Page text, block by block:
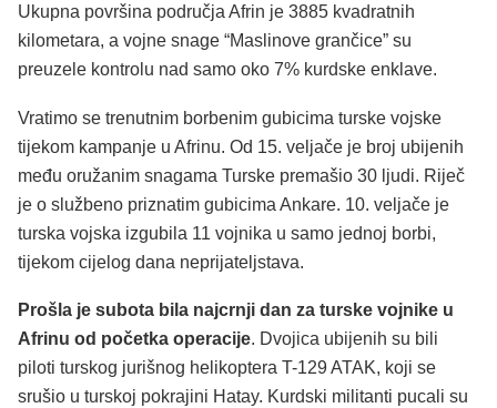
Ukupna površina područja Afrin je 3885 kvadratnih
kilometara, a vojne snage “Maslinove grančice” su
preuzele kontrolu nad samo oko 7% kurdske enklave.
Vratimo se trenutnim borbenim gubicima turske vojske
tijekom kampanje u Afrinu. Od 15. veljače je broj ubijenih
među oružanim snagama Turske premašio 30 ljudi. Riječ
je o službeno priznatim gubicima Ankare. 10. veljače je
turska vojska izgubila 11 vojnika u samo jednoj borbi,
tijekom cijelog dana neprijateljstava.
Prošla je subota bila najcrnji dan za turske vojnike u
Afrinu od početka operacije. Dvojica ubijenih su bili
piloti turskog jurišnog helikoptera T-129 ATAK, koji se
srušio u turskoj pokrajini Hatay. Kurdski militanti pucali su